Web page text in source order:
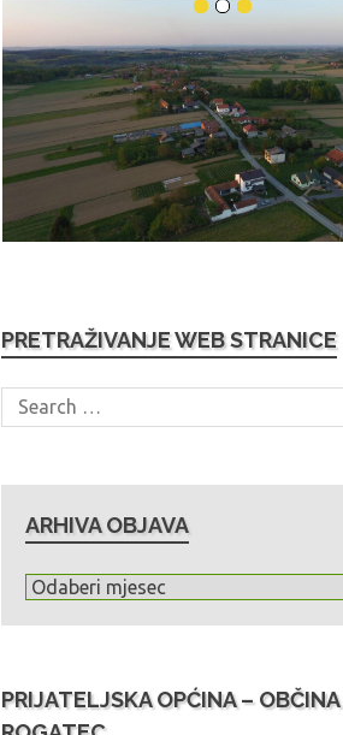
PRETRAŽIVANJE WEB STRANICE
ARHIVA OBJAVA
A
v
PRIJATELJSKA OPĆINA – OBČINA